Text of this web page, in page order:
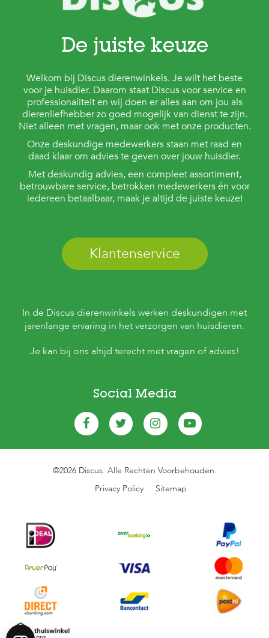
De juiste keuze
Welkom bij Discus dierenwinkels. Je wilt het beste
voor je huisdier. Daarom staat Discus voor service en
professionaliteit en wij doen er alles aan om jou als
dierenliefhebber zo goed mogelijk van dienst te zijn.
Niet alleen met vragen, maar ook met onze producten.
Onze deskundige medewerkers staan met raad en
daad klaar om advies te geven over jouw huisdier.
Met deskundig advies, een compleet assortiment,
betrouwbare service, betrokken medewerkers én voor
iedereen betaalbaar, maak je altijd de juiste keuze!
Klantenservice
In de Discus dierenwinkels werken deskundigen met
jarenlange ervaring in het verzorgen van huisdieren.
Je kan bij ons altijd terecht met vragen of advies!
Social Media
©2026 Discus. Alle Rechten Voorbehouden.
Privacy Policy
Sitemap